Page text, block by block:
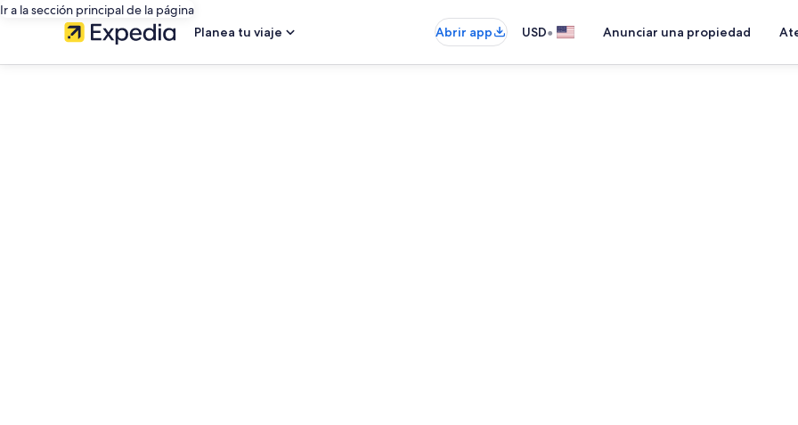
Ir a la sección principal de la página
Planea tu viaje
Abrir app USD• Anunciar una propiedad